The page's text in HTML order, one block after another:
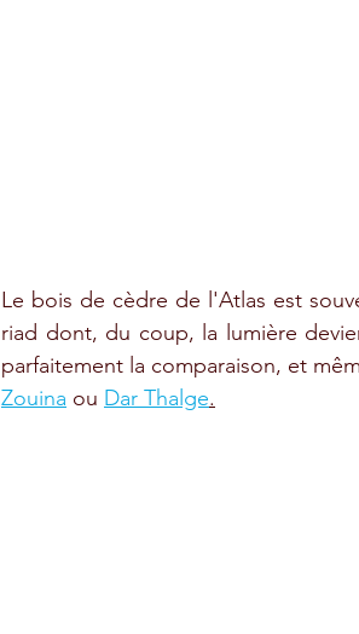
Le bois de cèdre de l'Atlas est
riad dont, du coup, la lumière
parfaitement la comparaison, et
Zouina ou Dar Thalge.